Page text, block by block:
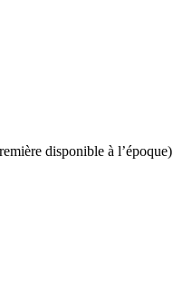
disponible à l’époque)